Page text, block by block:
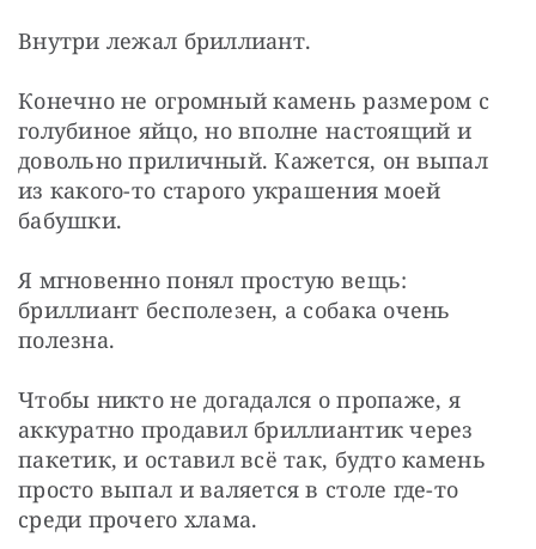
Внутри лежал бриллиант.
Конечно не огромный камень размером с
голубиное яйцо, но вполне настоящий и
довольно приличный. Кажется, он выпал
из какого-то старого украшения моей
бабушки.
Я мгновенно понял простую вещь:
бриллиант бесполезен, а собака очень
полезна.
Чтобы никто не догадался о пропаже, я
аккуратно продавил бриллиантик через
пакетик, и оставил всё так, будто камень
просто выпал и валяется в столе где-то
среди прочего хлама.